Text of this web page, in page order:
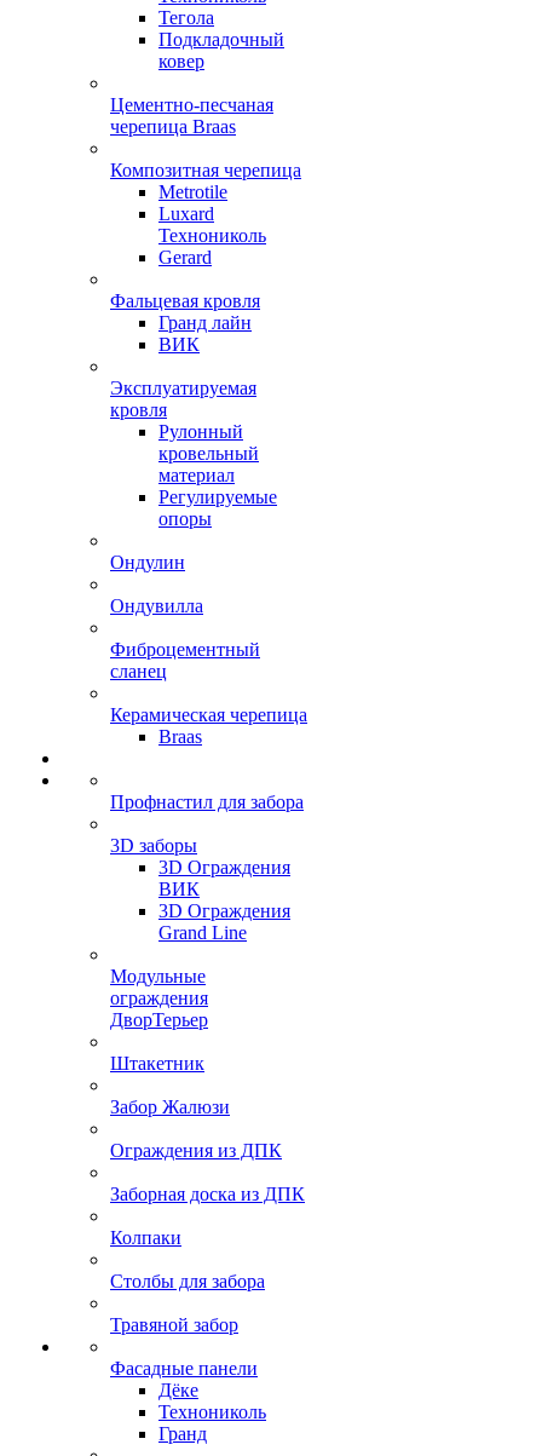
Тегола
Подкладочный
ковер
Цементно-песчаная
черепица Braas
Композитная черепица
Metrotile
Luxard
Технониколь
Gerard
Фальцевая кровля
Гранд лайн
ВИК
Эксплуатируемая
кровля
Рулонный
кровельный
материал
Регулируемые
опоры
Ондулин
Ондувилла
Фиброцементный
сланец
Керамическая черепица
Braas
Профнастил для забора
3D заборы
3D Ограждения
ВИК
3D Ограждения
Grand Line
Модульные
ограждения
ДворТерьер
Штакетник
Забор Жалюзи
Ограждения из ДПК
Заборная доска из ДПК
Колпаки
Столбы для забора
Травяной забор
Фасадные панели
Дёке
Технониколь
Гранд